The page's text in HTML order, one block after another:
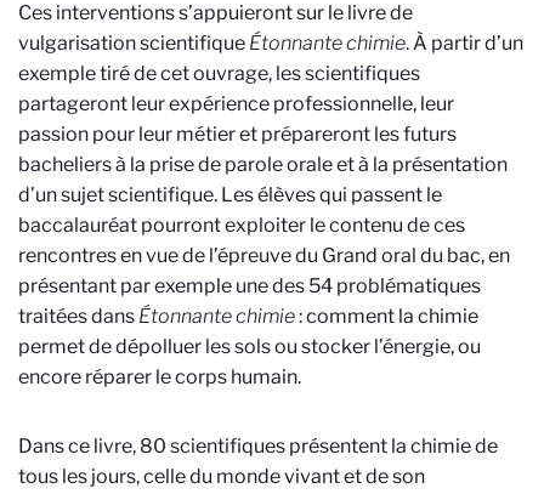
Ces interventions s’appuieront sur le livre de
vulgarisation scientifique Étonnante chimie. À partir d’un
exemple tiré de cet ouvrage, les scientifiques
partageront leur expérience professionnelle, leur
passion pour leur métier et prépareront les futurs
bacheliers à la prise de parole orale et à la présentation
d’un sujet scientifique. Les élèves qui passent le
baccalauréat pourront exploiter le contenu de ces
rencontres en vue de l’épreuve du Grand oral du bac, en
présentant par exemple une des 54 problématiques
traitées dans Étonnante chimie: comment la chimie
permet de dépolluer les sols ou stocker l’énergie, ou
encore réparer le corps humain.
Dans ce livre, 80 scientifiques présentent la chimie de
tous les jours, celle du monde vivant et de son